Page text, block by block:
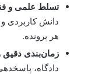
تسلط علمی و
دانش کاربردی و
هر پرونده.
زمان‌بندی
دادگاه،